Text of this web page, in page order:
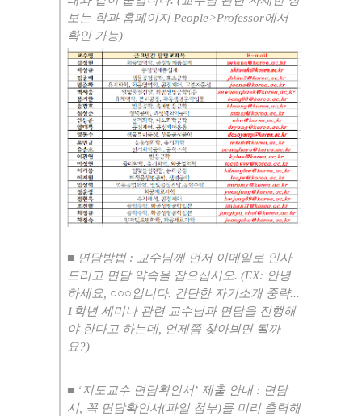
보는 학과 홈페이지People>Professor에서
확인 가능)
■ 면담방법: 교수님께 먼저 이메일로 인사
드리고 면담 약속을 잡으십시오. (EX: 안녕
하세요 ○○○ 입니다. 간단한 자기소개 중략...
1 학년 세미나 관련 교수님과 면담을 진행해
야 한다고 하는데,
언제쯤 찾아뵈면 될까
요?)
■ ‘지도교수 면담확인서’ 제출 안내: 면담
시, 꼭 면담확인서(파일 첨부)를 미리 출력해